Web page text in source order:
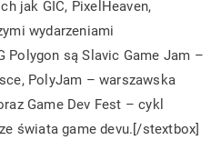
jak GIC, PixelHeaven,
wydarzeniami
Polygon są Slavic Game Jam –
PolyJam – warszawska
Game Dev Fest – cykl
świata game devu.[/stextbox]